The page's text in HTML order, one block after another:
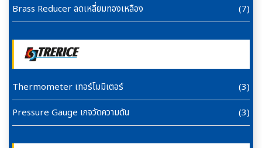
Brass Reducer ลดเหลี่ยมทองเหลือง
(7)
Thermometer เทอร์โมมิเตอร์
(3)
Pressure Gauge เกจวัดความดัน
(3)